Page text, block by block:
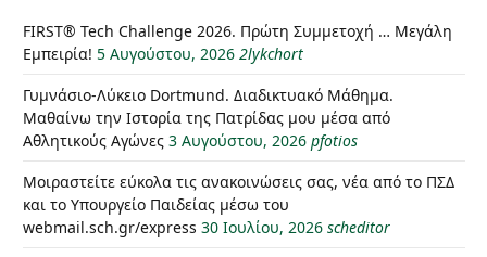
FIRST® Tech Challenge 2026. Πρώτη Συμμετοχή … Μεγάλη
Εμπειρία! 5 Αυγούστου, 2026 2lykchort
Γυμνάσιο-Λύκειο Dortmund. Διαδικτυακό Μάθημα.
Μαθαίνω την Ιστορία της Πατρίδας μου μέσα από
Αθλητικούς Αγώνες 3 Αυγούστου, 2026 pfotios
Μοιραστείτε εύκολα τις ανακοινώσεις σας, νέα από το ΠΣΔ
και το Υπουργείο Παιδείας μέσω του
webmail.sch.gr/express 30 Ιουλίου, 2026 scheditor